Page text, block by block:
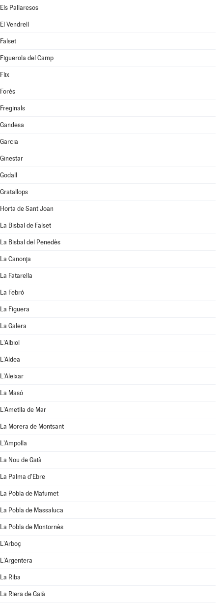
Els Pallaresos
El Vendrell
Falset
Figuerola del Camp
Flix
Forès
Freginals
Gandesa
Garcia
Ginestar
Godall
Gratallops
Horta de Sant Joan
La Bisbal de Falset
La Bisbal del Penedès
La Canonja
La Fatarella
La Febró
La Figuera
La Galera
L'Albiol
L'Aldea
L'Aleixar
La Masó
L'Ametlla de Mar
La Morera de Montsant
L'Ampolla
La Nou de Gaià
La Palma d'Ebre
La Pobla de Mafumet
La Pobla de Massaluca
La Pobla de Montornès
L'Arboç
L'Argentera
La Riba
La Riera de Gaià